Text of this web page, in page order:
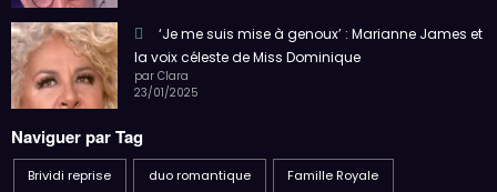
Naviguer par Tag
Brividi reprise
Florian Rossi
Sven-Göran Eriksson